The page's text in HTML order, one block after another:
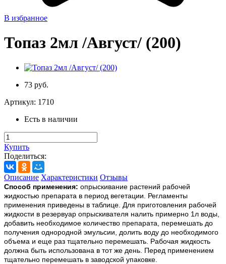
В избранное
Топаз 2мл /Август/ (200)
73 руб.
Артикул: 1710
Есть в наличии
Купить
Поделиться:
Описание Характеристики Отзывы
Способ применения: опрыскивание растений рабочей
жидкостью препарата в период вегетации. Регламенты
применения приведены в таблице. Для приготовления рабочей
жидкости в резервуар опрыскивателя налить примерно 1л воды,
добавить необходимое количество препарата, перемешать до
получения однородной эмульсии, долить воду до необходимого
объема и еще раз тщательно перемешать. Рабочая жидкость
должна быть использована в тот же день. Перед применением
тщательно перемешать в заводской упаковке.